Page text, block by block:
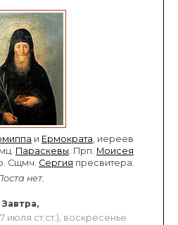
и Ермократа , иереев
Параскевы . Прп. Моисея
Сщмч. Сергия пресвитера.
нет.
Завтра,
июля ст.ст.), воскресенье.